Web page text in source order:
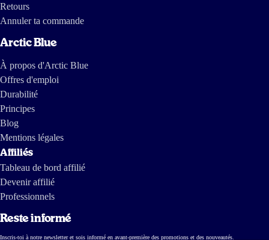
Retours
Annuler ta commande
Arctic Blue
À propos d'Arctic Blue
Offres d'emploi
Durabilité
Principes
Blog
Mentions légales
Affiliés
Tableau de bord affilié
Devenir affilié
Professionnels
Reste informé
Inscris-toi à notre newsletter et sois informé en avant-première des promotions et des nouveautés.